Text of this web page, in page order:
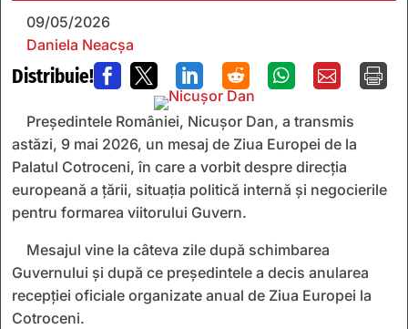
09/05/2026
Daniela Neacșa
Distribuie!       
Președintele României, Nicușor Dan, a transmis
astăzi, 9 mai 2026, un mesaj de Ziua Europei de la
Palatul Cotroceni, în care a vorbit despre direcția
europeană a țării, situația politică internă și negocierile
pentru formarea viitorului Guvern.
Mesajul vine la câteva zile după schimbarea
Guvernului și după ce președintele a decis anularea
recepției oficiale organizate anual de Ziua Europei la
Cotroceni.